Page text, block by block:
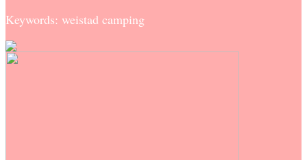
Keywords: weistad camping